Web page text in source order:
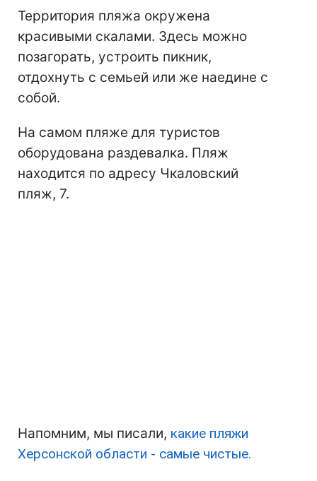
Территория пляжа окружена
красивыми скалами. Здесь можно
позагорать, устроить пикник,
отдохнуть с семьей или же наедине с
собой.
На самом пляже для туристов
оборудована раздевалка. Пляж
находится по адресу Чкаловский
пляж, 7.
Напомним, мы писали, какие пляжи
Херсонской области - самые чистые.